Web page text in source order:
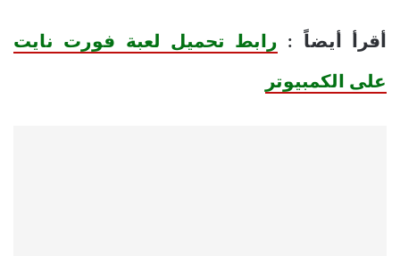
أقرأ أيضاً : رابط تحميل لعبة فورت نايت
على الكمبيوتر